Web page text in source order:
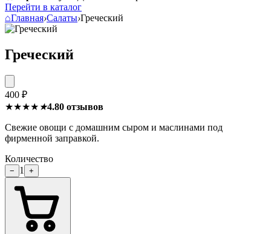
Перейти в каталог
⌂Главная›Салаты›Греческий
Греческий
400 ₽
★★★★ ★4.80 отзывов
Свежие овощи с домашним сыром и маслинами под
фирменной заправкой.
Количество
− 1 +